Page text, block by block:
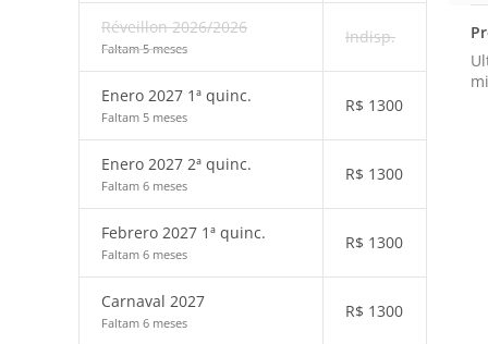
Réveillon 2026/2026
Faltam 5 meses
Indisp.
Enero 2027 1ª quinc.
Faltam 5 meses
R$ 1300
Enero 2027 2ª quinc.
Faltam 6 meses
R$ 1300
Febrero 2027 1ª quinc.
Faltam 6 meses
R$ 1300
Carnaval 2027
Faltam 6 meses
R$ 1300